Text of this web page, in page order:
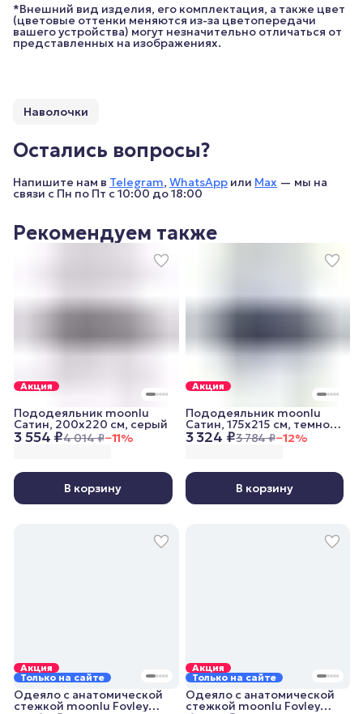
*Внешний вид изделия, его комплектация, а также цвет
(цветовые оттенки меняются из-за цветопередачи
вашего устройства) могут незначительно отличаться от
представленных на изображениях.
Наволочки
Остались вопросы?
Напишите нам в Telegram, WhatsApp или Max — мы на
связи с Пн по Пт с 10:00 до 18:00
Рекомендуем также
Акция
3 554 ₽4 014 ₽−11%
Пододеяльник moonlu
Сатин, 200x220 см, серый
В корзину
Акция
3 324 ₽3 784 ₽−12%
Пододеяльник moonlu
Сатин, 175x215 см, темно-
синий
В корзину
Акция
Только на сайте
Одеяло с анатомической
стежкой moonlu Fovley
Акция
Только на сайте
Одеяло с анатомической
стежкой moonlu Fovley